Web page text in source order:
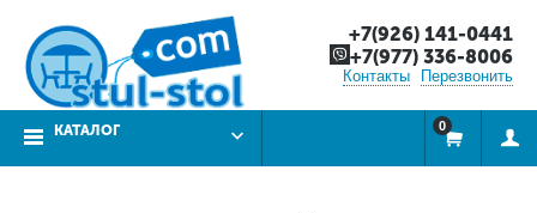
+7(926) 141-0441
+7(977) 336-8006
Контакты Перезвонить
КАТАЛОГ 0